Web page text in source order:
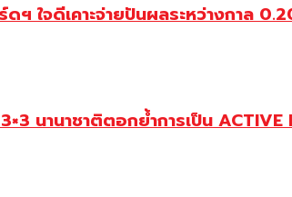
ฯ ใจดีเคาะจ่ายปันผลระหว่างกา
นานาชาติตอกย้ำการเป็น